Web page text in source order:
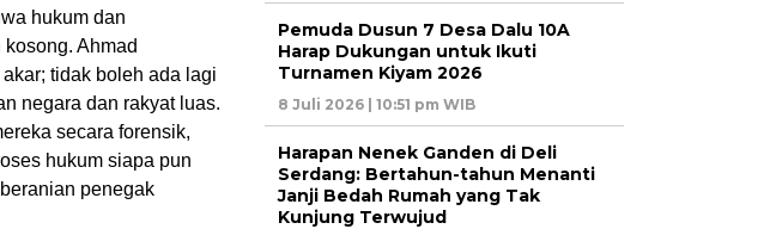
hukum dan
Ahmad
tidak boleh ada lagi
negara dan rakyat luas.
secara forensik,
hukum siapa pun
penegak
Pemuda Dusun 7 Desa Dalu 10A
Harap Dukungan untuk Ikuti
Turnamen Kiyam 2026
8 Juli 2026 | 10:51 pm WIB
Harapan Nenek Ganden di Deli
Serdang: Bertahun-tahun Menanti
Janji Bedah Rumah yang Tak
Kunjung Terwujud